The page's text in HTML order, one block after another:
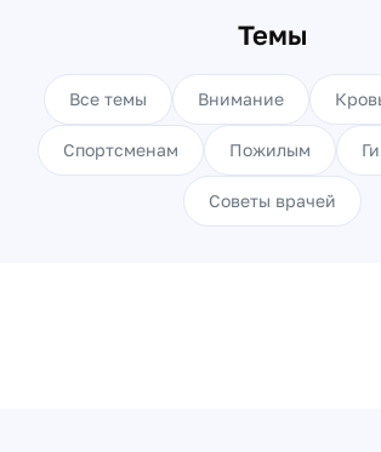
Темы
Все темы Внимание
Спортсменам Пожилым
Советы врачей